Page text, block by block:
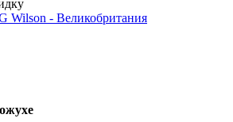
Wilson - Великобритания